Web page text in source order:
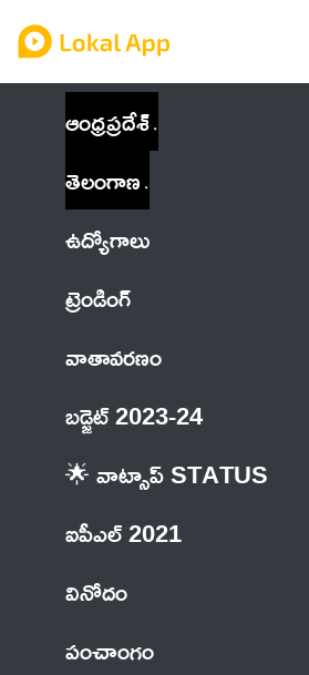
ఆంధ్రప్రదేశ్
తెలంగాణ
ఉద్యోగాలు
ట్రెండింగ్
వాతావరణం
బడ్జెట్ 2023-24
🌟 వాట్సాప్ STATUS
ఐపీఎల్ 2021
వినోదం
పంచాంగం